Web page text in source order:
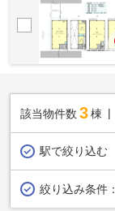
該当物件数 3棟
駅で絞り込む
絞り込み条件：